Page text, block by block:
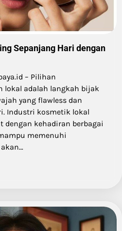
Sepanjang Hari dengan
– Pilihan
lokal adalah langkah bijak
yang flawless dan
Industri kosmetik lokal
dengan kehadiran berbagai
memenuhi